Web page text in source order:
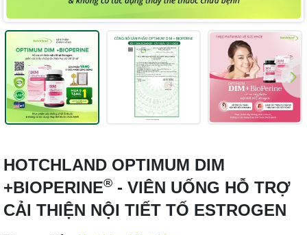
HOTCHLAND OPTIMUM DIM
+BIOPERINE® - VIÊN UỐNG HỖ TRỢ
CẢI THIỆN NỘI TIẾT TỐ ESTROGEN